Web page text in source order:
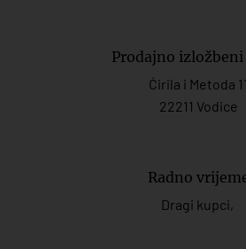
Prodajno izložbeni
Ćirila i Metoda 11
22211 Vodice
Radno
Dragi kupci,